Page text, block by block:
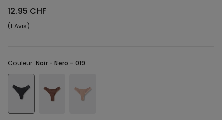
12.95 CHF
1 Avis
Couleur:Noir -Nero - 019